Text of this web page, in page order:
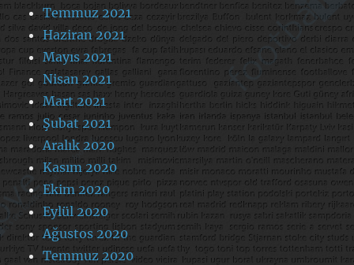
Temmuz 2021
Haziran 2021
Mayıs 2021
Nisan 2021
Mart 2021
Şubat 2021
Aralık 2020
Kasım 2020
Ekim 2020
Eylül 2020
Ağustos 2020
Temmuz 2020